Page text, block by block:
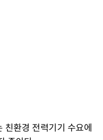
친환경 전력기기 수요에